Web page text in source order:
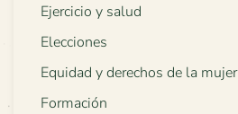
Ejercicio y salud
Elecciones
Equidad y derechos de la mujer
Formación